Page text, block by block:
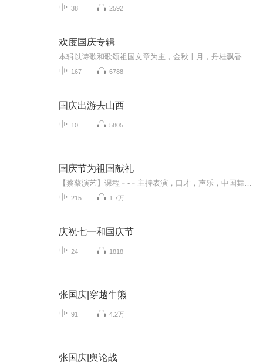
38 2592
欢度国庆专辑
167 6788
国庆出游去山西
10 5805
国庆节为祖国献礼
215 1.7万
庆祝七一和国庆节
24 1818
张国庆|穿越牛熊
91 4.2万
张国庆|舆论战